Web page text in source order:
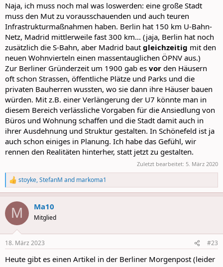
Naja, ich muss noch mal was loswerden: eine große Stadt
muss den Mut zu vorausschauenden und auch teuren
Infrastrukturmaßnahmen haben. Berlin hat 150 km U-Bahn-
Netz, Madrid mittlerweile fast 300 km... (jaja, Berlin hat noch
zusätzlich die S-Bahn, aber Madrid baut gleichzeitig mit den
neuen Wohnvierteln einen massentauglichen ÖPNV aus.)
Zur Berliner Gründerzeit um 1900 gab es vor den Häusern
oft schon Strassen, öffentliche Plätze und Parks und die
privaten Bauherren wussten, wo sie dann ihre Häuser bauen
würden. Mit z.B. einer Verlängerung der U7 könnte man in
diesem Bereich verlässliche Vorgaben für die Ansiedlung von
Büros und Wohnung schaffen und die Stadt damit auch in
ihrer Ausdehnung und Struktur gestalten. In Schönefeld ist ja
auch schon einiges in Planung. Ich habe das Gefühl, wir
rennen den Realitäten hinterher, statt jetzt zu gestalten.
Zuletzt bearbeitet: 5. März 2020
R
e
a
c
i
s
stoyke,StefanM and markoma1
M Ma10
Mitglied
18. März 2023 #23
Heute gibt es einen Artikel in der Berliner Morgenpost (leider